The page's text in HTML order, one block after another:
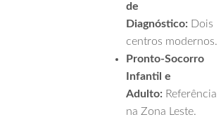
de
Diagnóstico: Dois
centros modernos.
Pronto-Socorro
Infantil e
Adulto: Referência
na Zona Leste.